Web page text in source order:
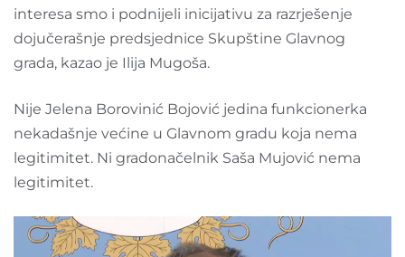
interesa smo i podnijeli inicijativu za razrješenje
dojučerašnje predsjednice Skupštine Glavnog
grada, kazao je Ilija Mugoša.
Nije Jelena Borovinić Bojović jedina funkcionerka
nekadašnje većine u Glavnom gradu koja nema
legitimitet. Ni gradonačelnik Saša Mujović nema
legitimitet.